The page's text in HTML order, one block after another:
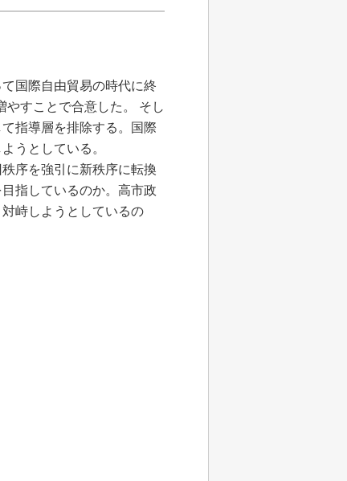
国際自由貿易の時代に終
やすことで合意した。 そし
指導層を排除する。国際
うとしている。
序を強引に新秩序に転換
指しているのか。高市政
峙しようとしているの